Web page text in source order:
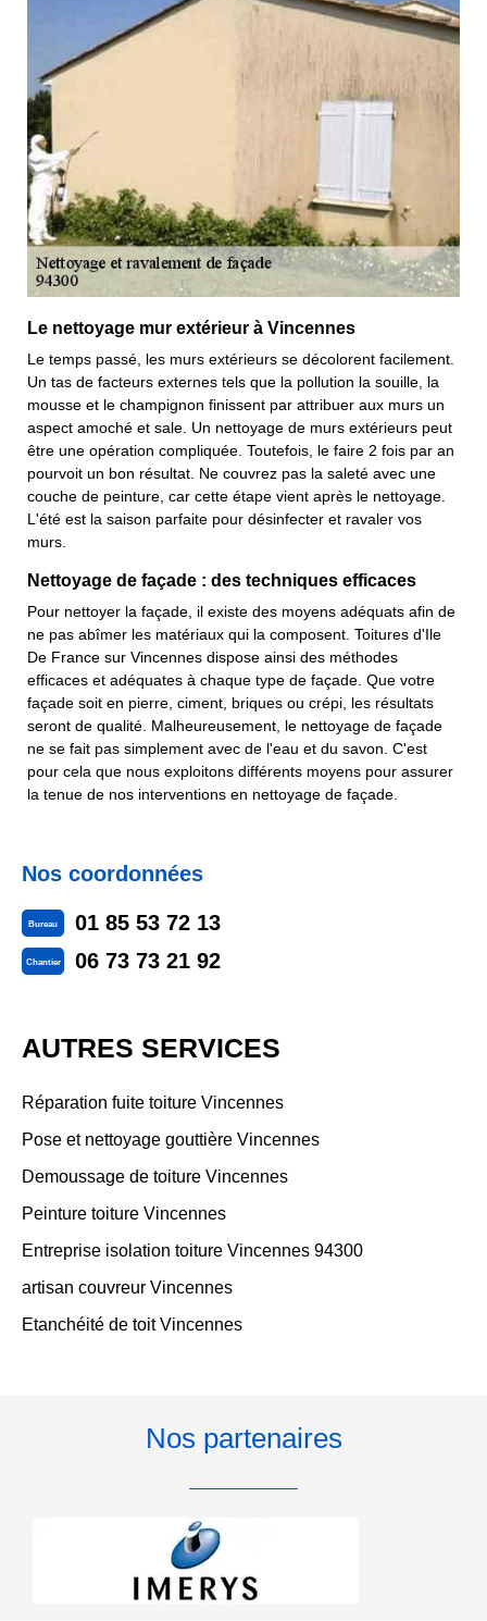
Le nettoyage mur extérieur à Vincennes
Le temps passé, les murs extérieurs se décolorent facilement.
Un tas de facteurs externes tels que la pollution la souille, la
mousse et le champignon finissent par attribuer aux murs un
aspect amoché et sale. Un nettoyage de murs extérieurs peut
être une opération compliquée. Toutefois, le faire 2 fois par an
pourvoit un bon résultat. Ne couvrez pas la saleté avec une
couche de peinture, car cette étape vient après le nettoyage.
L'été est la saison parfaite pour désinfecter et ravaler vos
murs.
Nettoyage de façade : des techniques efficaces
Pour nettoyer la façade, il existe des moyens adéquats afin de
ne pas abîmer les matériaux qui la composent. Toitures d'Ile
De France sur Vincennes dispose ainsi des méthodes
efficaces et adéquates à chaque type de façade. Que votre
façade soit en pierre, ciment, briques ou crépi, les résultats
seront de qualité. Malheureusement, le nettoyage de façade
ne se fait pas simplement avec de l'eau et du savon. C'est
pour cela que nous exploitons différents moyens pour assurer
la tenue de nos interventions en nettoyage de façade.
Nos coordonnées
Bureau 01 85 53 72 13
Chantier 06 73 73 21 92
AUTRES SERVICES
Réparation fuite toiture Vincennes
Pose et nettoyage gouttière Vincennes
Demoussage de toiture Vincennes
Peinture toiture Vincennes
Entreprise isolation toiture Vincennes 94300
artisan couvreur Vincennes
Etanchéité de toit Vincennes
Nos partenaires